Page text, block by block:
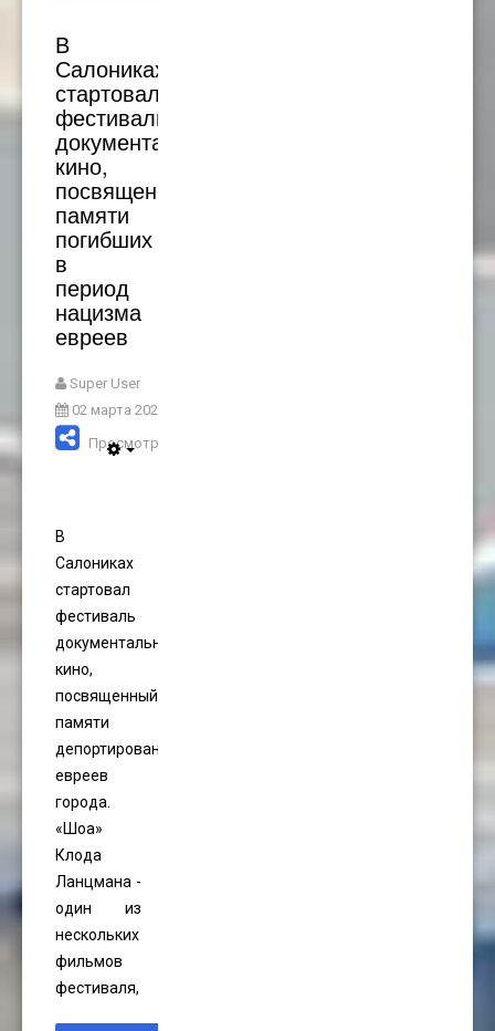
В
Салониках
стартовал
фестиваль
документального
кино,
посвященный
памяти
погибших
в
период
нацизма
евреев
Super User
02 марта 2023
Просмотров: 2440
В
Салониках
стартовал
фестиваль
документального
кино,
посвященный
памяти
депортированных
евреев
города.
«Шоа»
Клода
Ланцмана -
один из
нескольких
фильмов
фестиваля,